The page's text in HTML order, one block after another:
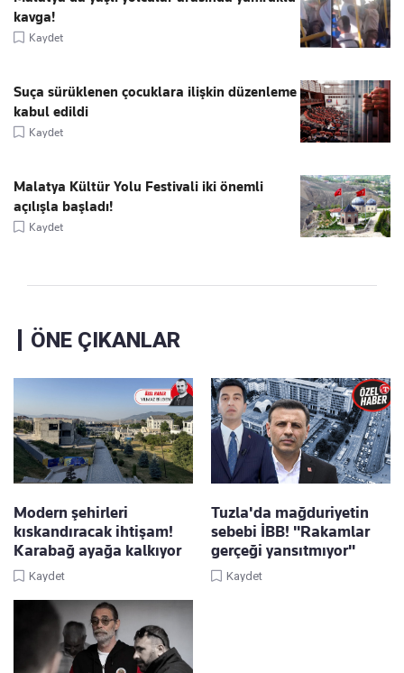
kavga!
Kaydet
Suça sürüklenen çocuklara ilişkin düzenleme
kabul edildi
Kaydet
Malatya Kültür Yolu Festivali iki önemli
açılışla başladı!
Kaydet
ÖNE ÇIKANLAR
Modern şehirleri
kıskandıracak ihtişam!
Karabağ ayağa kalkıyor
Kaydet
Tuzla'da mağduriyetin
sebebi İBB! "Rakamlar
gerçeği yansıtmıyor"
Kaydet